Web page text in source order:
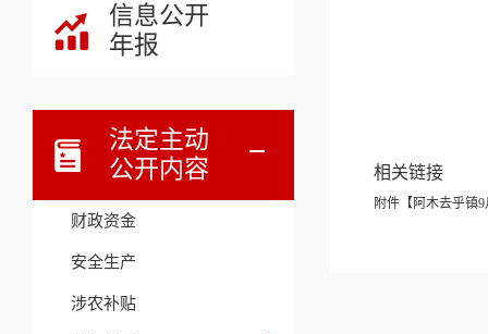
信息公开
年报
法定主动
公开内容
财政资金
安全生产
涉农补贴
相关链接
附件【 阿木去乎镇